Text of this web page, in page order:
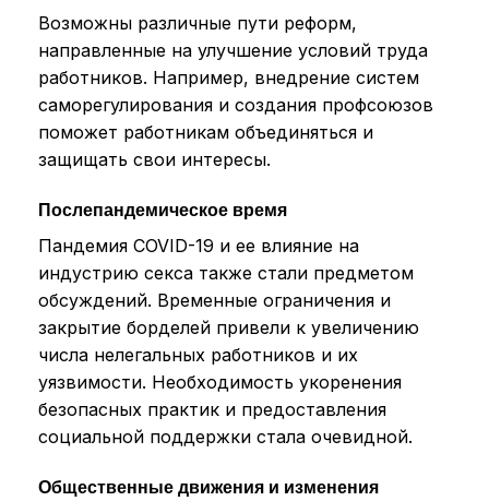
Возможны различные пути реформ,
направленные на улучшение условий труда
работников. Например, внедрение систем
саморегулирования и создания профсоюзов
поможет работникам объединяться и
защищать свои интересы.
Послепандемическое время
Пандемия COVID-19 и ее влияние на
индустрию секса также стали предметом
обсуждений. Временные ограничения и
закрытие борделей привели к увеличению
числа нелегальных работников и их
уязвимости. Необходимость укоренения
безопасных практик и предоставления
социальной поддержки стала очевидной.
Общественные движения и изменения